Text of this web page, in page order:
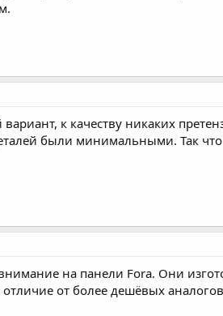
к качеству никаких
были минимальными. Так
на панели Fora. Они
от более дешёвых